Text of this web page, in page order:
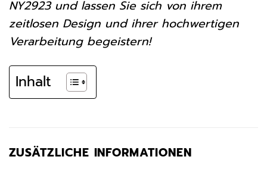
NY2923 und lassen Sie sich von ihrem
zeitlosen Design und ihrer hochwertigen
Verarbeitung begeistern!
Inhalt
ZUSÄTZLICHE INFORMATIONEN